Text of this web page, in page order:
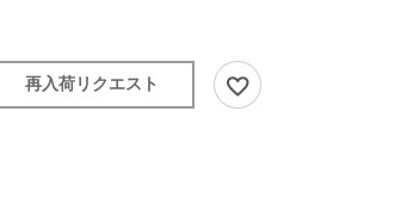
再入荷リクエスト